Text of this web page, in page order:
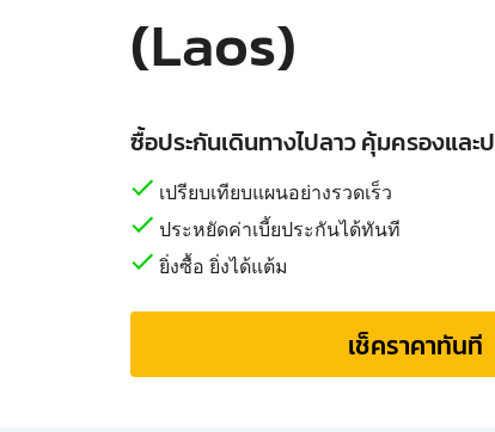
(Laos)
ซื้อประกันเดินทางไปลาว คุ้มครองและ
เปรียบเทียบแผนอย่างรวดเร็ว
ประหยัดค่าเบี้ยประกันได้ทันที
ยิ่งซื้อ ยิ่งได้แต้ม
เช็คราคาทันที